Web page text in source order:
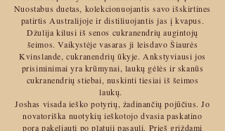
Nuostabus duetas, kolekcionuojantis savo išskirtines
patirtis Australijoje ir distiliuojantis jas į kvapus.
Džulija kilusi iš senos cukranendrių augintojų
šeimos. Vaikystėje vasaras ji leisdavo Šiaurės
Kvinslande, cukranendrių ūkyje. Ankstyviausi jos
prisiminimai yra krūmynai, laukų gėlės ir skanūs
cukranendrių stiebai, nuskinti tiesiai iš šeimos
laukų.
Joshas visada ieško potyrių, žadinančių pojūčius. Jo
novatoriška nuotykių ieškotojo dvasia paskatino
porą pakeliauti po platųjį pasaulį. Prieš grįždami